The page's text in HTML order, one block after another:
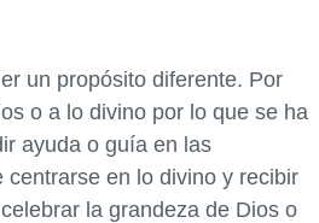
un propósito diferente. Por
o a lo divino por lo que se ha
ayuda o guía en las
en lo divino y recibir
la grandeza de Dios o